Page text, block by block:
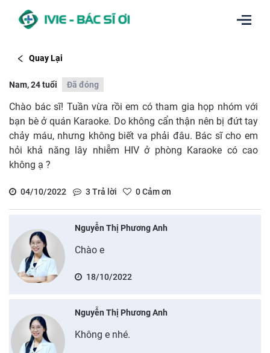
Quay Lại
Nam, 24 tuổi Đã đóng
Chào bác sĩ! Tuần vừa rồi em có tham gia họp nhóm với
bạn bè ở quán Karaoke. Do không cẩn thận nên bị đứt tay
chảy máu, nhưng không biết va phải đâu. Bác sĩ cho em
hỏi khả năng lây nhiễm HIV ở phòng Karaoke có cao
không ạ ?
04/10/2022 3 Trả lời 0Cảm ơn
Nguyễn Thị Phương Anh
Chào e
18/10/2022
Nguyễn Thị Phương Anh
Không e nhé.